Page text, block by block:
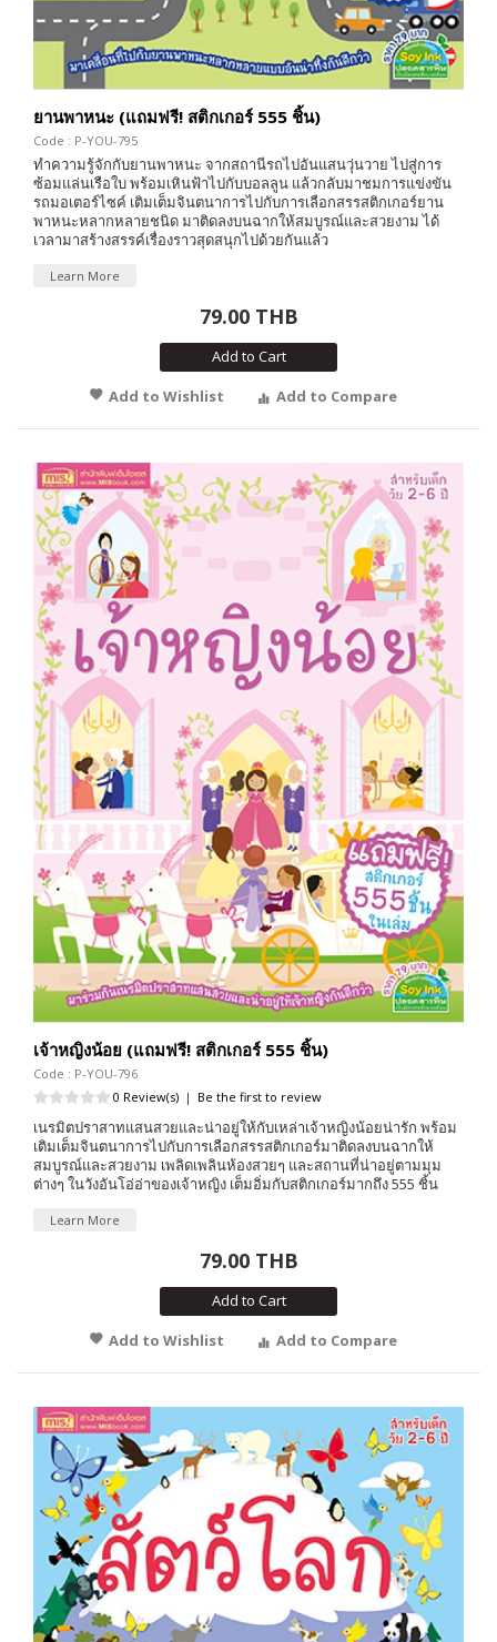
ยานพาหนะ (แถมฟรี! สติกเกอร์ 555 ชิ้น)
Code : P-YOU-795
ทำความรู้จักกับยานพาหนะ จากสถานีรถไปอันแสนวุ่นวาย ไปสู่การ
ซ้อมแล่นเรือใบ พร้อมเหินฟ้าไปกับบอลลูน แล้วกลับมาชมการแข่งขัน
รถมอเตอร์ไซค์ เติมเต็มจินตนาการไปกับการเลือกสรรสติกเกอร์ยาน
พาหนะหลากหลายชนิด มาติดลงบนฉากให้สมบูรณ์และสวยงาม ได้
เวลามาสร้างสรรค์เรื่องราวสุดสนุกไปด้วยกันแล้ว
Learn More
79.00 THB
Add to Cart
Add to Wishlist
Add to Compare
เจ้าหญิงน้อย (แถมฟรี! สติกเกอร์ 555 ชิ้น)
Code : P-YOU-796
0 Review(s) | Be the first to review
เนรมิตปราสาทแสนสวยและน่าอยู่ให้กับเหล่าเจ้าหญิงน้อยน่ารัก พร้อม
เติมเต็มจินตนาการไปกับการเลือกสรรสติกเกอร์มาติดลงบนฉากให้
สมบูรณ์และสวยงาม เพลิดเพลินห้องสวยๆ และสถานที่น่าอยู่ตามมุม
ต่างๆ ในวังอันโอ่อ่าของเจ้าหญิง เต็มอิ่มกับสติกเกอร์มากถึง 555 ชิ้น
Learn More
79.00 THB
Add to Cart
Add to Wishlist
Add to Compare